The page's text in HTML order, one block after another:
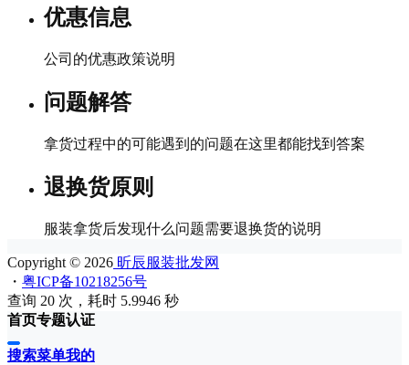
优惠信息
公司的优惠政策说明
问题解答
拿货过程中的可能遇到的问题在这里都能找到答案
退换货原则
服装拿货后发现什么问题需要退换货的说明
Copyright © 2026 昕辰服装批发网
・ 粤ICP备10218256号
查询 20 次，耗时 5.9946 秒
首页专题认证
搜索菜单我的